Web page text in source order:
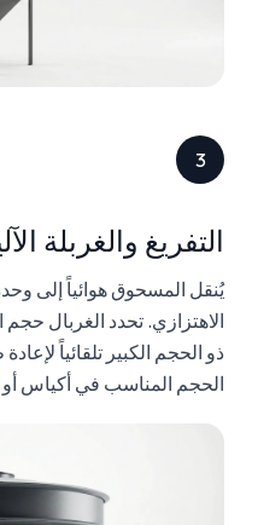
3
التفريغ والغربلة
يُنقل المسحوق هوائياً إلى
الاهتزازي. تحدد الغربال حجم
ذو الحجم الكبير تلقائياً
الحجم المناسب في أكياس